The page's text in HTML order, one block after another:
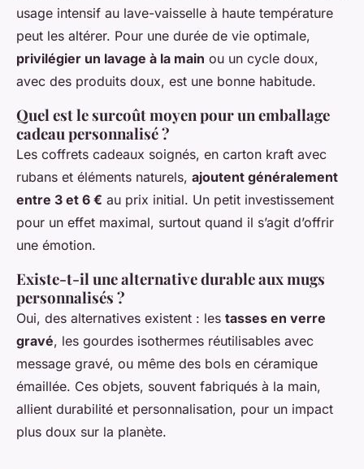
usage intensif au lave-vaisselle à haute température
peut les altérer. Pour une durée de vie optimale,
privilégier un lavage à la main ou un cycle doux,
avec des produits doux, est une bonne habitude.
Quel est le surcoût moyen pour un emballage
cadeau personnalisé ?
Les coffrets cadeaux soignés, en carton kraft avec
rubans et éléments naturels, ajoutent généralement
entre 3 et 6 € au prix initial. Un petit investissement
pour un effet maximal, surtout quand il s’agit d’offrir
une émotion.
Existe-t-il une alternative durable aux mugs
personnalisés ?
Oui, des alternatives existent : les tasses en verre
gravé, les gourdes isothermes réutilisables avec
message gravé, ou même des bols en céramique
émaillée. Ces objets, souvent fabriqués à la main,
allient durabilité et personnalisation, pour un impact
plus doux sur la planète.